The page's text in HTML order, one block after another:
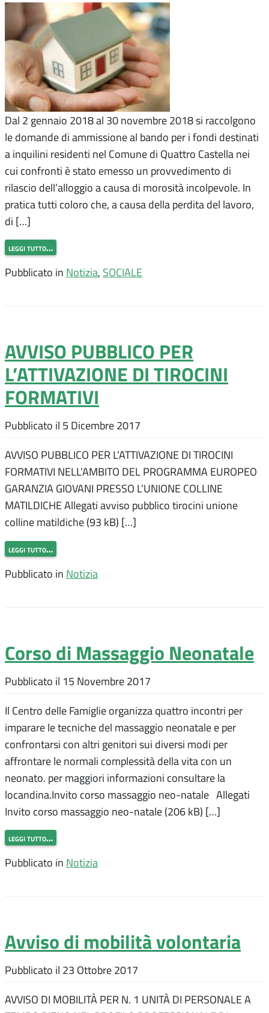
Dal 2 gennaio 2018 al 30 novembre 2018 si raccolgono
le domande di ammissione al bando per i fondi destinati
a inquilini residenti nel Comune di Quattro Castella nei
cui confronti è stato emesso un provvedimento di
rilascio dell’alloggio a causa di morosità incolpevole. In
pratica tutti coloro che, a causa della perdita del lavoro,
di […]
leggi tutto…
Pubblicato in Notizia, SOCIALE
AVVISO PUBBLICO PER
L’ATTIVAZIONE DI TIROCINI
FORMATIVI
Pubblicato il 5 Dicembre 2017
AVVISO PUBBLICO PER L’ATTIVAZIONE DI TIROCINI
FORMATIVI NELL’AMBITO DEL PROGRAMMA EUROPEO
GARANZIA GIOVANI PRESSO L’UNIONE COLLINE
MATILDICHE Allegati avviso pubblico tirocini unione
colline matildiche (93 kB) […]
leggi tutto…
Pubblicato in Notizia
Corso di Massaggio Neonatale
Pubblicato il 15 Novembre 2017
Il Centro delle Famiglie organizza quattro incontri per
imparare le tecniche del massaggio neonatale e per
confrontarsi con altri genitori sui diversi modi per
affrontare le normali complessità della vita con un
neonato. per maggiori informazioni consultare la
locandina.Invito corso massaggio neo-natale Allegati
Invito corso massaggio neo-natale (206 kB) […]
leggi tutto…
Pubblicato in Notizia
Avviso di mobilità volontaria
Pubblicato il 23 Ottobre 2017
AVVISO DI MOBILITÀ PER N. 1 UNITÀ DI PERSONALE A